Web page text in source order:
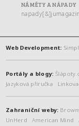
NÁMĚTY A NÁPADY
Web Development:
Portály a blogy:
Jazyková příručka
Zahraniční weby:
UnHerd
American Mind